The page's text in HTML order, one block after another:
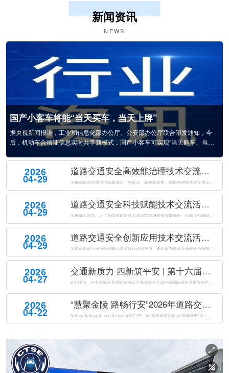
新闻资讯
NEWS
国产小客车将能“当天买车，当天上牌”
据央视新闻报道，工业和信息化部办公厅、公安部办公厅联合印发通知，今
后，机动车合格证信息实时共享新模式，国产小客车可实现“当天购车、当天
部门和公安部门实时共享，实现数据“秒级”传送，进一步提升了购车上牌效
率。相关负责人表示，这次政策不...
2026
04-29
道路交通安全高效能治理技术交流活动成功举办
2026
04-29
道路交通安全科技赋能技术交流活动成功举办
2026
04-29
道路交通安全创新应用技术交流活动成功举办
为深化道路交通治理经验共享与科技成果应用，全面提升道路交通安全治理现代化水平，2026年4月21日下午，由公安部道路交通安全研究中心、中国道路交通安全协会共同主办的道路交通安全创新应用技术交流活动在南京国际博览会议中心成功举办。来自全国公安交通管理部门、科研院所、高等院校及科技企业的代表，共同聚焦道...
2026
04-27
交通新质力 四新筑平安 | 第十六届中国国际道路交通安全产品博览会盛大开幕
2026
04-22
“慧聚金陵 路畅行安”2026年道路交通安全创新与合作大会在南京成功举办